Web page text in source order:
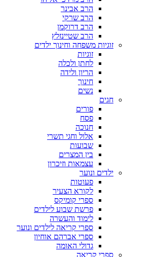
הרב אבינר
הרב שרקי
הרב דרוקמן
הרב שטיינזלץ
זוגיות משפחה וחינוך ילדים
זוגיות
לחתן ולכלה
הריון ולידה
חינוך
נשים
חגים
פורים
פסח
חנוכה
אלול וחגי תשרי
שבועות
בין המצרים
עצמאות וזיכרון
ילדים ונוער
פעוטות
לקורא הצעיר
ספרי קומיקס
פרשת שבוע לילדים
לימוד והעשרה
ספרי קריאה לילדים ונוער
ספרי אברהם אוחיון
גדולי האומה
ספרי קריאה